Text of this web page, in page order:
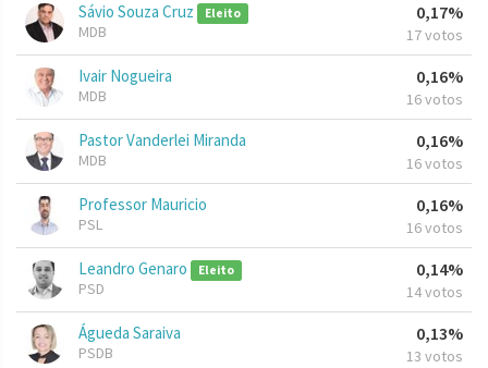
Sávio Souza Cruz Eleito
MDB
0,17%
17 votos
Ivair Nogueira
MDB
0,16%
16 votos
Pastor Vanderlei Miranda
MDB
0,16%
16 votos
Professor Mauricio
PSL
0,16%
16 votos
Leandro Genaro Eleito
PSD
0,14%
14 votos
Águeda Saraiva
PSDB
0,13%
13 votos